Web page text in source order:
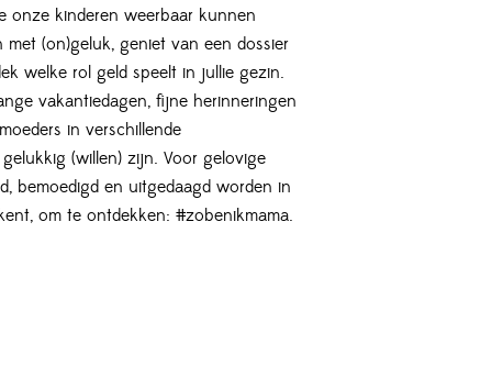
onze kinderen weerbaar kunnen
(on)geluk, geniet van een dossier
welke rol geld speelt in jullie gezin.
vakantiedagen, fijne herinneringen
in verschillende
(willen) zijn. Voor gelovige
bemoedigd en uitgedaagd worden in
om te ontdekken: #zobenikmama.